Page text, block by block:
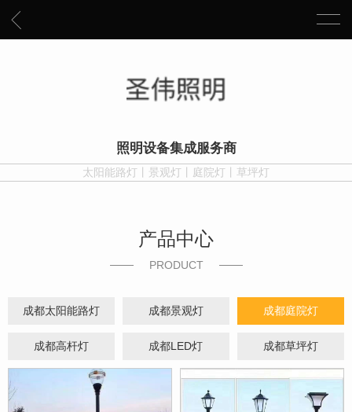
照明设备集成服务商
太阳能路灯丨景观灯丨庭院灯丨草坪灯
产品中心
PRODUCT
成都太阳能路灯 成都景观灯 成都庭院灯
成都高杆灯 成都LED灯 成都草坪灯